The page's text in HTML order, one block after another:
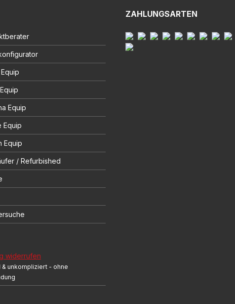
Equip
Equip
Equip
/ Refurbished
widerrufen
& unkompliziert - ohne
ZAHLUNGSARTEN